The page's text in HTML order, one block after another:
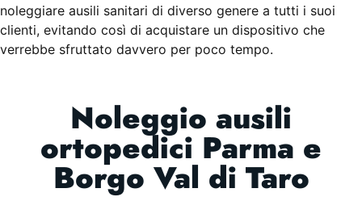
Noleggio ausili
ortopedici
CONTATTACI
noleggiare ausili sanitari di diverso genere a tutti i suoi
clienti, evitando così di acquistare un dispositivo che
verrebbe sfruttato davvero per poco tempo.
Noleggio ausili
ortopedici Parma e
Borgo Val di Taro